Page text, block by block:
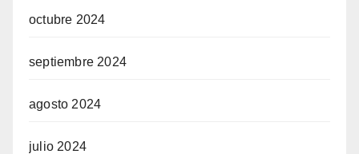
octubre 2024
septiembre 2024
agosto 2024
julio 2024